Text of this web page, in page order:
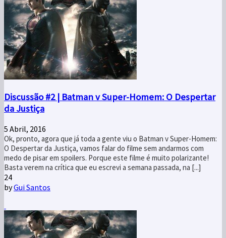
Discussão #2 | Batman v Super-Homem: O Despertar
da Justiça
5 Abril, 2016
Ok, pronto, agora que já toda a gente viu o Batman v Super-Homem:
O Despertar da Justiça, vamos falar do filme sem andarmos com
medo de pisar em spoilers. Porque este filme é muito polarizante!
Basta verem na crítica que eu escrevi a semana passada, na [...]
24
byGui Santos